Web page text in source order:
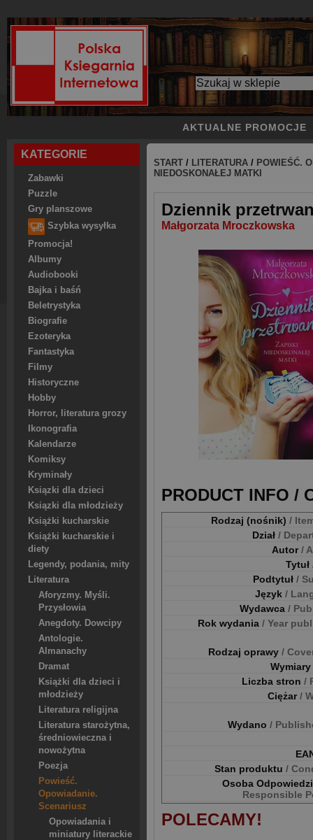
AKTUALNE PROMOCJE
KATEGORIE
Zabawki
Puzzle
Gry planszowe
Szybka wysyłka
Promocja!
Albumy
Audiobooki
Bajka i baśń
Beletrystyka
Biografie
Ezoteryka
Fantastyka
Filmy
Historyczne
Hobby
Horror, literatura grozy
Ikonografia
Kalendarze
Komiksy
Kryminały
Ksiązki dla dzieci
Ksiązki dla młodzieży
Książki kucharskie
Książki kucharskie i
diety
Legendy, podania, mity
Literatura
Aforyzmy. Myśli.
Przysłowia
Anegdoty. Dowcipy
Antologie.
Almanachy
Dramat
Książki dla dzieci i
młodzieży
Literatura religijna
Literatura starożytna,
średniowieczna i
nowożytna
Poezja
Powieść.
Opowiadanie.
Scenariusz
Opowiadania i
miniatury literackie
START / LITERATURA / POWIEŚĆ.
NIEDOSKONAŁEJ MATKI
Dziennik
Małgorzata Mroczkowska
PRODUCT INFO /
Rodzaj (nośnik) /
Dział /
Autor/
Tytuł
Podtytuł /
Język /
Wydawca /
Rok wydania / Year
Rodzaj oprawy /
Wymiary
Liczba stron /
Ciężar/
Wydano /
Stan produktu /
Osoba
Responsible
POLECAMY!